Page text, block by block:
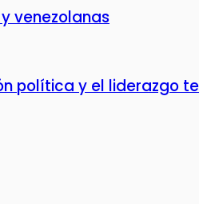
venezolanas
política y el liderazgo